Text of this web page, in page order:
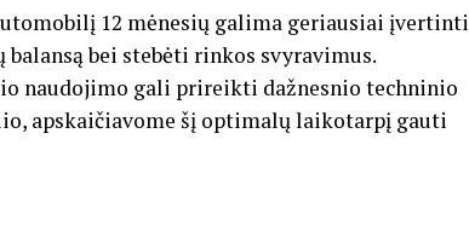
12 mėnesių galima geriausiai įvertinti
bei stebėti rinkos svyravimus.
naudojimo gali prireikti dažnesnio techninio
apskaičiavome šį optimalų laikotarpį gauti